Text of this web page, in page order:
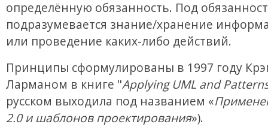
определённую обязанность. Под
подразумевается знание/хранение
или проведение каких-либо действий.
Принципы сформулированы в 1997 году
Ларманом в книге "Applying UML and
русском выходила под названием «
2.0 и шаблонов проектирования»).